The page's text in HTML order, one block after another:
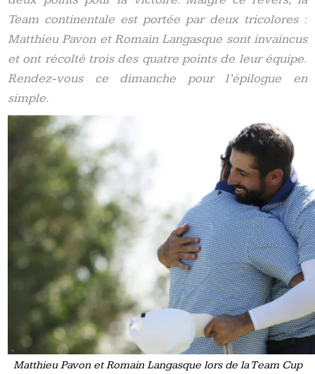
Team continentale est portée par deux tricolores :
Matthieu Pavon et Romain Langasque sont invaincus
et ont récolté trois des quatre points de leur équipe.
Rendez-vous ce dimanche pour l’épilogue en
simple.
Matthieu Pavon et Romain Langasque lors de la Team Cup